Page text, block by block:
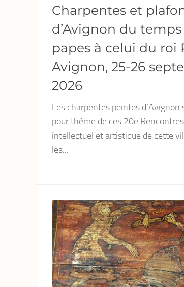
Charpentes et
d’Avignon du temps
papes à celui du roi
Avignon, 25-26
2026
Les charpentes peintes d’Avignon
pour thème de ces 20e
intellectuel et artistique de cette
les...